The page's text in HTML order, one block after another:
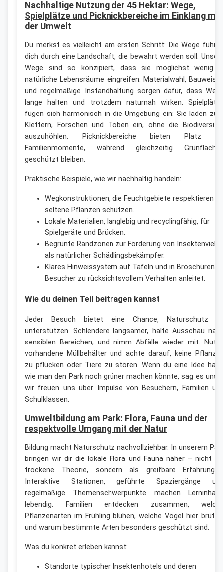
Nachhaltige Nutzung der 45 Hektar: Wege,
Spielplätze und Picknickbereiche im Einklang mit
der Umwelt
Du merkst es vielleicht am ersten Schritt: Die Wege
dich durch eine Landschaft, die bewahrt werden soll.
Wege sind so konzipiert, dass sie möglichst wenig
natürliche Lebensräume eingreifen. Materialwahl,
und regelmäßige Instandhaltung sorgen dafür, dass
lange halten und trotzdem naturnah wirken.
fügen sich harmonisch in die Umgebung ein: Sie laden
Klettern, Forschen und Toben ein, ohne die
auszuhöhlen. Picknickbereiche bieten Platz
Familienmomente, während gleichzeitig
geschützt bleiben.
Praktische Beispiele, wie wir nachhaltig handeln:
Wegkonstruktionen, die Feuchtgebiete respektieren
seltene Pflanzen schützen.
Lokale Materialien, langlebig und recyclingfähig, für
Spielgeräte und Brücken.
Begrünte Randzonen zur Förderung von
als natürlicher Schädlingsbekämpfer.
Klares Hinweissystem auf Tafeln und in Broschüren,
Besucher zu rücksichtsvollem Verhalten anleitet.
Wie du deinen Teil beitragen kannst
Jeder Besuch bietet eine Chance, Naturschutz
unterstützen. Schlendere langsamer, halte Ausschau
sensiblen Bereichen, und nimm Abfälle wieder mit.
vorhandene Müllbehälter und achte darauf, keine
zu pflücken oder Tiere zu stören. Wenn du eine Idee
wie man den Park noch grüner machen könnte, sag es uns
wir freuen uns über Impulse von Besuchern, Familien
Schulklassen.
Umweltbildung am Park: Flora, Fauna und der
respektvolle Umgang mit der Natur
Bildung macht Naturschutz nachvollziehbar. In unserem
bringen wir dir die lokale Flora und Fauna näher – nicht
trockene Theorie, sondern als greifbare
Interaktive Stationen, geführte Spaziergänge
regelmäßige Themenschwerpunkte machen
lebendig. Familien entdecken zusammen,
Pflanzenarten im Frühling blühen, welche Vögel hier
und warum bestimmte Arten besonders geschützt sind.
Was du konkret erleben kannst:
Standorte typischer Insektenhotels und deren